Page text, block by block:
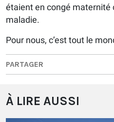
étaient en congé maternité
maladie.
Pour nous, c’est tout le
PARTAGER
À LIRE AUSSI